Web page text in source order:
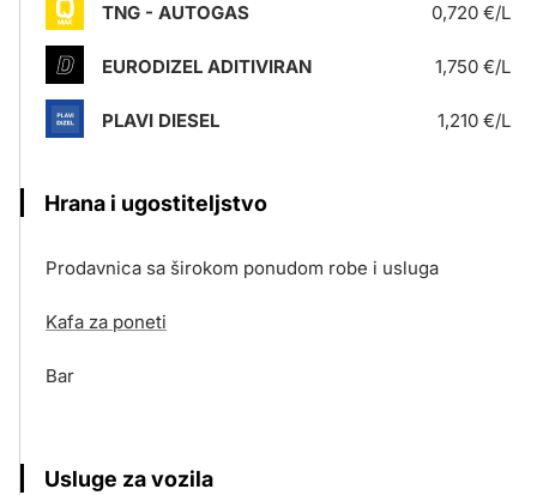
TNG - AUTOGAS 0,720 €/L
EURODIZEL ADITIVIRAN 1,750 €/L
PLAVI DIESEL 1,210 €/L
Hrana i ugostiteljstvo
Prodavnica sa širokom ponudom robe i usluga
Kafa za poneti
Bar
Usluge za vozila